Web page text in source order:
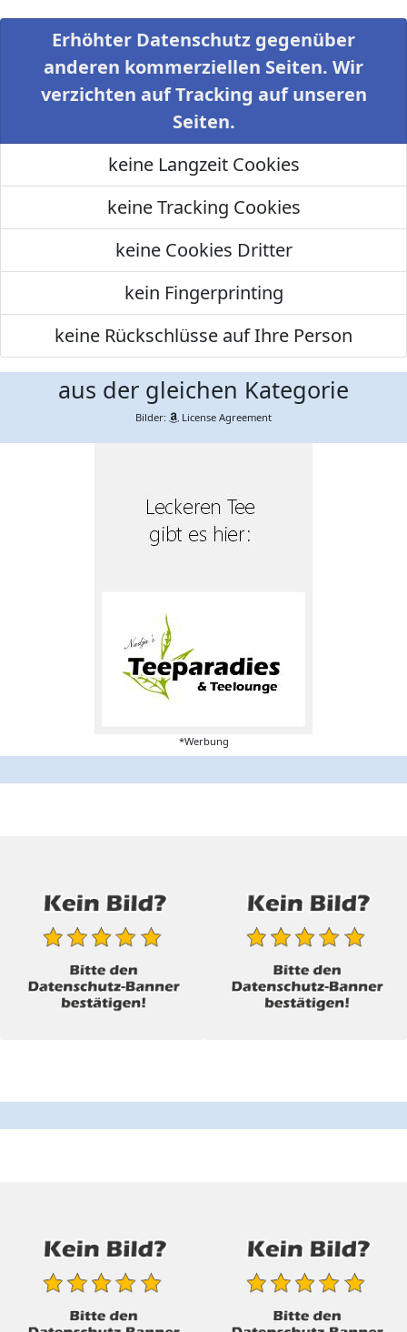
Erhöhter Datenschutz gegenüber
anderen kommerziellen Seiten. Wir
verzichten auf Tracking auf unseren
Seiten.
keine Langzeit Cookies
keine Tracking Cookies
keine Cookies Dritter
kein Fingerprinting
keine Rückschlüsse auf Ihre Person
aus der gleichen Kategorie
Bilder: License Agreement
*Werbung